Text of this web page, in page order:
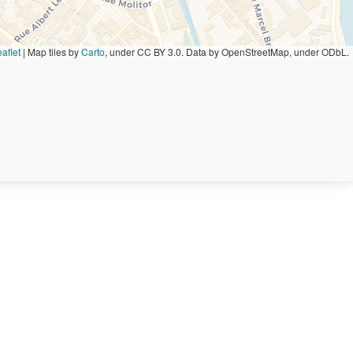
| Map tiles byCarto, under CC BY 3.0. Data by OpenStreetMap, under ODbL.